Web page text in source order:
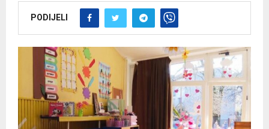
PODIJELI